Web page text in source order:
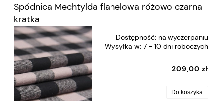
Spódnica Mechtylda flanelowa różowo czarna
kratka
Dostępność: na wyczerpaniu
Wysyłka w: 7 - 10 dni roboczych
209,00 zł
Do koszyka